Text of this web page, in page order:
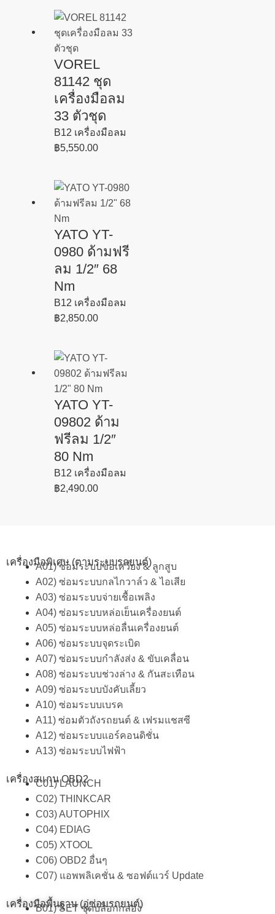
VOREL
81142 ชุด
เครื่องมือลม
33 ตัวชุด
B12 เครื่องมือลม
฿5,550.00
YATO YT-
0980 ด้ามฟรี
ลม 1/2″ 68
Nm
B12 เครื่องมือลม
฿2,850.00
YATO YT-
09802 ด้าม
ฟรีลม 1/2″
80 Nm
B12 เครื่องมือลม
฿2,490.00
เครื่องมือพิเศษ (ตามระบบรถยนต์)
A01) ซ่อมระบบข้อเหวี่ยง & ลูกสูบ
A02) ซ่อมระบบกลไกวาล์ว & ไอเสีย
A03) ซ่อมระบบจ่ายเชื้อเพลิง
A04) ซ่อมระบบหล่อเย็นเครื่องยนต์
A05) ซ่อมระบบหล่อลื่นเครื่องยนต์
A06) ซ่อมระบบจุดระเบิด
A07) ซ่อมระบบกำลังส่ง & ขับเคลื่อน
A08) ซ่อมระบบช่วงล่าง & กันสะเทือน
A09) ซ่อมระบบบังคับเลี้ยว
A10) ซ่อมระบบเบรค
A11) ซ่อมตัวถังรถยนต์ & เฟรมแชสซี
A12) ซ่อมระบบแอร์คอนดิชั่น
A13) ซ่อมระบบไฟฟ้า
เครื่องสแกน OBD2
C01) LAUNCH
C02) THINKCAR
C03) AUTOPHIX
C04) EDIAG
C05) XTOOL
C06) OBD2 อื่นๆ
C07) แอพพลิเคชั่น & ซอฟต์แวร์ Update
เครื่องมือพื้นฐาน (อู่ซ่อมรถยนต์)
B01) SET ชุดบล็อกกล่อง